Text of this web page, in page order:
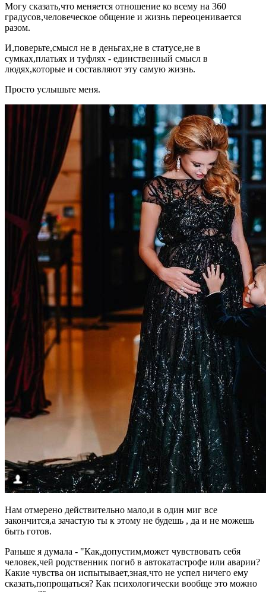
Могу сказать,что меняется отношение ко всему на 360
градусов,человеческое общение и жизнь переоценивается
разом.
И,поверьте,смысл не в деньгах,не в статусе,не в
сумках,платьях и туфлях - единственный смысл в
людях,которые и составляют эту самую жизнь.
Просто услышьте меня.
Нам отмерено действительно мало,и в один миг все
закончится,а зачастую ты к этому не будешь , да и не можешь
быть готов.
Раньше я думала - "Как,допустим,может чувствовать себя
человек,чей родственник погиб в автокатастрофе или аварии?
Какие чувства он испытывает,зная,что не успел ничего ему
сказать,попрощаться? Как психологически вообще это можно